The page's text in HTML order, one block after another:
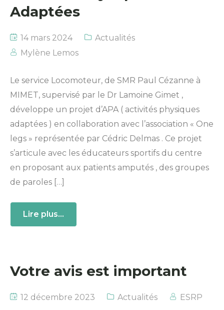
Adaptées
14 mars 2024
Actualités
Mylène Lemos
Le service Locomoteur, de SMR Paul Cézanne à
MIMET, supervisé par le Dr Lamoine Gimet ,
développe un projet d’APA ( activités physiques
adaptées ) en collaboration avec l’association « One
legs » représentée par Cédric Delmas . Ce projet
s’articule avec les éducateurs sportifs du centre
en proposant aux patients amputés , des groupes
de paroles […]
Lire plus...
Votre avis est important
12 décembre 2023 Actualités ESRP